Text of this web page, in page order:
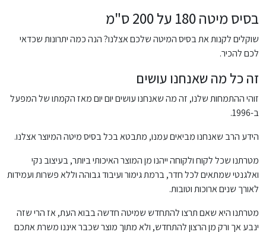
בסיס מיטה 180 על 200 ס"מ
שוקלים לקנות את בסיס המיטה שלכם אצלנו? הנה כמה יתרונות שכדאי
לכם להכיר.
זה כל מה שאנחנו עושים
זוהי ההתמחות שלנו, זה מה שאנחנו עושים יום יום מאז הקמתו של המפעל
ב-1996.
הידע הרב שאנחנו מביאים עמנו, מתבטא בכל בסיס מיטה המיוצר אצלנו.
מטרתנו שכל לקוח ולקוחה ייהנו מן המוצר האיכותי ביותר, בעיצוב נקי
ואלגנטי שמתאים לכל חדר, ברמת גימור ועיבוד גבוהה וללא פשרות ועמידות
לאורך שנים ארוכות וטובות.
מטרתנו היא שאם תרצו להתחדש שמיטה חדשה בבוא העת, אז הרי שזה
ינבע אך ורק מן הרצון להתחדש, ולא מתוך מוצר שכבר איננו משרת אתכם